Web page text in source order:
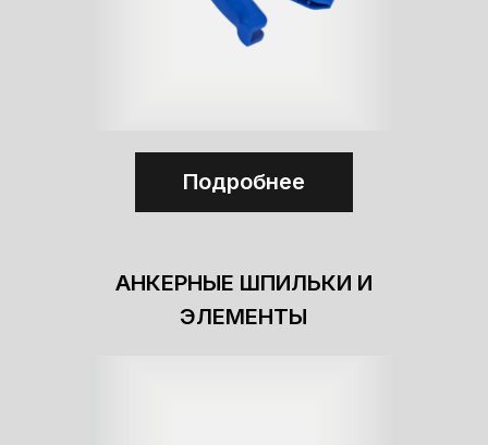
Подробнее
АНКЕРНЫЕ ШПИЛЬКИ И
ЭЛЕМЕНТЫ